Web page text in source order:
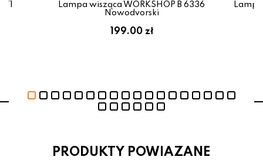
Lampa wisząca WORKSHOP B 6336
Nowodvorski
199.00 zł
PRODUKTY POWIAZANE